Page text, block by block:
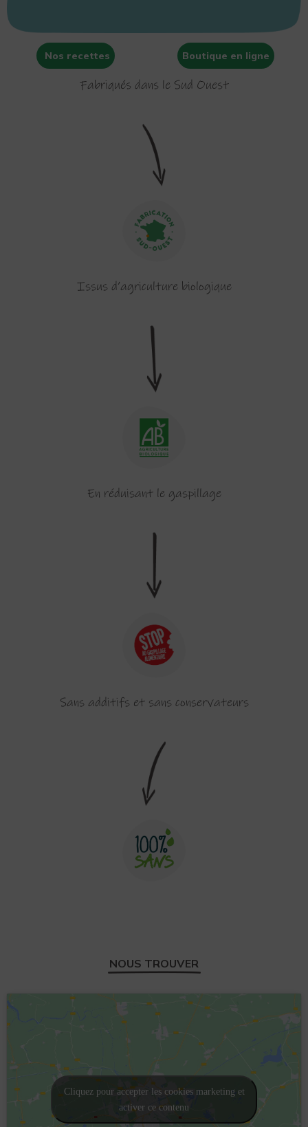
Nos recettes Boutique en ligne
Fabriqués dans le Sud Ouest
Issus d’agriculture biologique
En réduisant le gaspillage
Sans additifs et sans conservateurs
NOUS TROUVER
Cliquez pour accepter les cookies marketing et
activer ce contenu